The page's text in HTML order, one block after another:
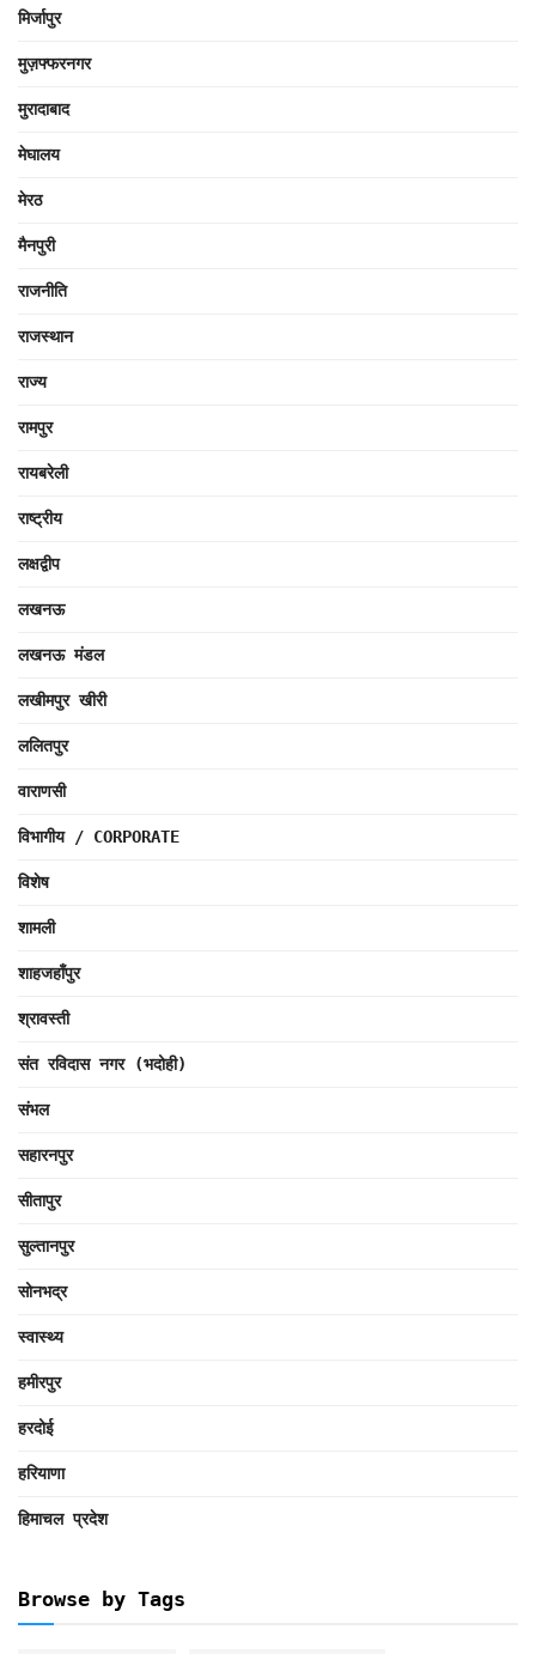
मिर्जापुर
मुज़फ्फरनगर
मुरादाबाद
मेघालय
मेरठ
मैनपुरी
राजनीति
राजस्थान
राज्य
रामपुर
रायबरेली
राष्ट्रीय
लक्षद्वीप
लखनऊ
लखनऊ मंडल
लखीमपुर खीरी
ललितपुर
वाराणसी
विभागीय / CORPORATE
विशेष
शामली
शाहजहाँपुर
श्रावस्ती
संत रविदास नगर (भदोही)
संभल
सहारनपुर
सीतापुर
सुल्तानपुर
सोनभद्र
स्वास्थ्य
हमीरपुर
हरदोई
हरियाणा
हिमाचल प्रदेश
Browse by Tags